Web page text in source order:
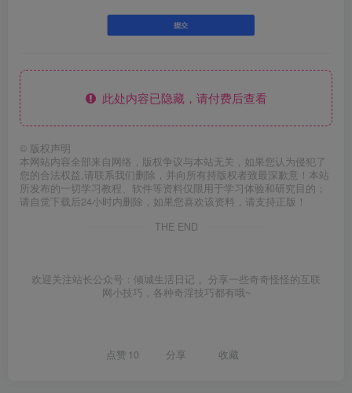
此处内容已隐藏，请付费后查看
© 版权声明
本网站内容全部来自网络，版权争议与本站无关，如果您认为侵犯了
您的合法权益,请联系我们删除，并向所有持版权者致最深歉意！本站
所发布的一切学习教程、软件等资料仅限用于学习体验和研究目的；
请自觉下载后24小时内删除，如果您喜欢该资料，请支持正版！
THE END
欢迎关注站长公众号：倾城生活日记 。分享一些奇奇怪怪的互联
网小技巧，各种奇淫技巧都有哦~
点赞 10 分享 收藏